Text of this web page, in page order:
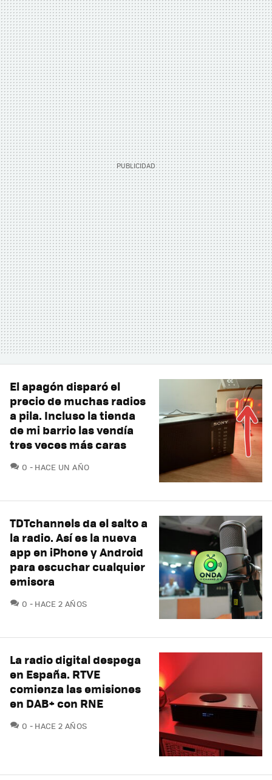
El apagón disparó el
precio de muchas radios
a pila. Incluso la tienda
de mi barrio las vendía
tres veces más caras
0 COMENTARIOS
HACE UN AÑO
TDTchannels da el salto a
la radio. Así es la nueva
app en iPhone y Android
para escuchar cualquier
emisora
0 COMENTARIOS
HACE 2 AÑOS
La radio digital despega
en España. RTVE
comienza las emisiones
en DAB+ con RNE
0 COMENTARIOS
HACE 2 AÑOS